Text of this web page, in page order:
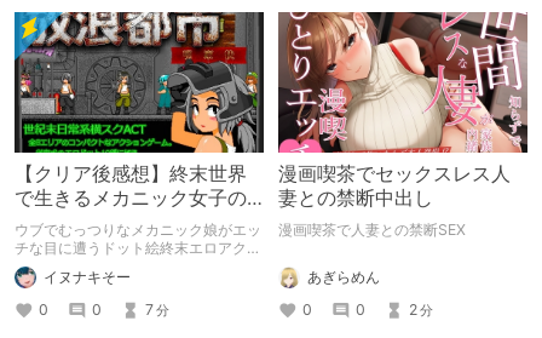
【クリア後感想】終末世界
で生きるメカニック女子の
エッチな日常を楽しめる良
ゲー！【放浪都市】
ウブでむっつりなメカニック娘がエッ
チな目に遭うドット絵終末エロアクシ
ョン！
イヌナキそー
0
0 7分
漫画喫茶でセックスレス人
妻との禁断中出し
漫画喫茶で人妻との禁断SEX
あぎらめん
0
0 2分